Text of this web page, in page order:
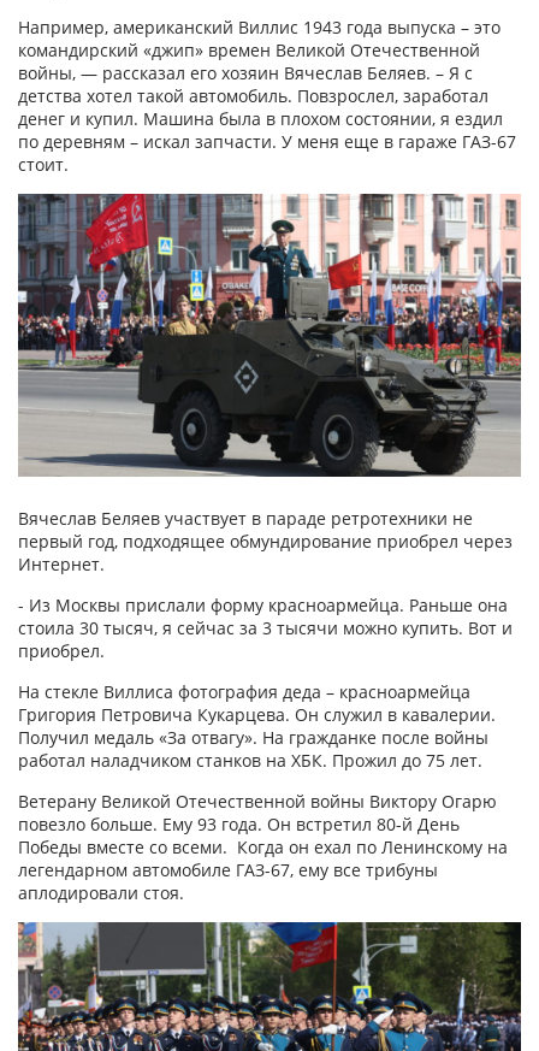
Например, американский Виллис 1943 года выпуска – это
командирский «джип» времен Великой Отечественной
войны, — рассказал его хозяин Вячеслав Беляев. – Я с
детства хотел такой автомобиль. Повзрослел, заработал
денег и купил. Машина была в плохом состоянии, я ездил
по деревням – искал запчасти. У меня еще в гараже ГАЗ-67
стоит.
Вячеслав Беляев участвует в параде ретротехники не
первый год, подходящее обмундирование приобрел через
Интернет.
- Из Москвы прислали форму красноармейца. Раньше она
стоила 30 тысяч, я сейчас за 3 тысячи можно купить. Вот и
приобрел.
На стекле Виллиса фотография деда – красноармейца
Григория Петровича Кукарцева. Он служил в кавалерии.
Получил медаль «За отвагу». На гражданке после войны
работал наладчиком станков на ХБК. Прожил до 75 лет.
Ветерану Великой Отечественной войны Виктору Огарю
повезло больше. Ему 93 года. Он встретил 80-й День
Победы вместе со всеми. Когда он ехал по Ленинскому на
легендарном автомобиле ГАЗ-67, ему все трибуны
аплодировали стоя.